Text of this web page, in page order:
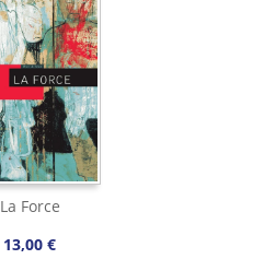
La Force
13,00 €